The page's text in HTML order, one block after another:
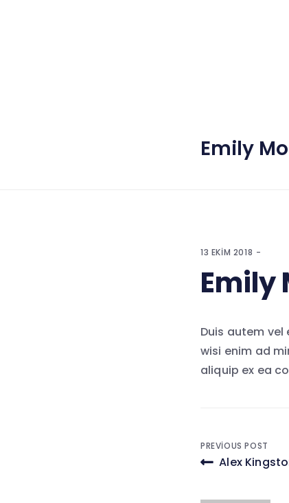
Emily
13 EKIM 2018
Emily
Duis autem
wisi enim ad
aliquip ex ea
Yazı
PREVIOUS POST
Alex